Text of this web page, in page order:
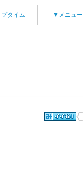
プタイム ▼メニュー